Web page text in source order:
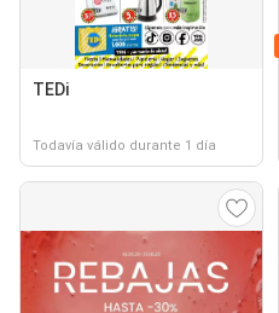
TEDi
Todavía válido durante 1 día